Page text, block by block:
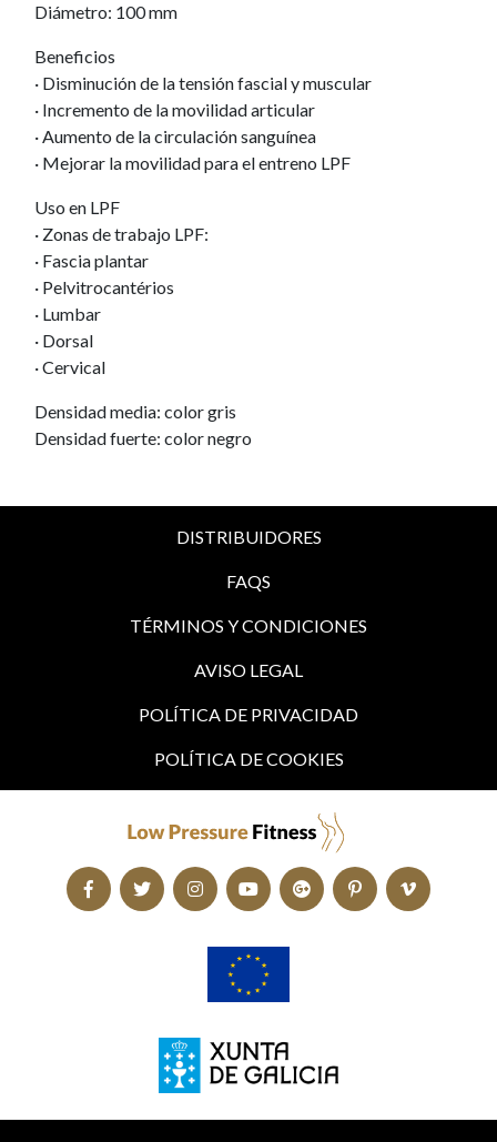
Diámetro: 100 mm
Beneficios
· Disminución de la tensión fascial y muscular
· Incremento de la movilidad articular
· Aumento de la circulación sanguínea
· Mejorar la movilidad para el entreno LPF
Uso en LPF
· Zonas de trabajo LPF:
· Fascia plantar
· Pelvitrocantérios
· Lumbar
· Dorsal
· Cervical
Densidad media: color gris
Densidad fuerte: color negro
DISTRIBUIDORES
FAQS
TÉRMINOS Y CONDICIONES
AVISO LEGAL
POLÍTICA DE PRIVACIDAD
POLÍTICA DE COOKIES